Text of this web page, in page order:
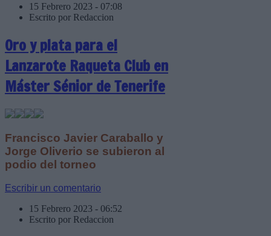
15 Febrero 2023 - 07:08
Escrito por Redaccion
Oro y plata para el
Lanzarote Raqueta Club en
Máster Sénior de Tenerife
Francisco Javier Caraballo y
Jorge Oliverio se subieron al
podio del torneo
Escribir un comentario
15 Febrero 2023 - 06:52
Escrito por Redaccion